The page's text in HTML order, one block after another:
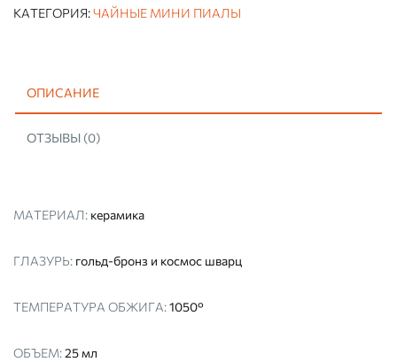
РАБОТЫ
"СОЛЯРИС"
КАТЕГОРИЯ:ЧАЙНЫЕ МИНИ ПИАЛЫ
ОПИСАНИЕ
ОТЗЫВЫ (0)
МАТЕРИАЛ: керамика
ГЛАЗУРЬ: гольд-бронз и космос шварц
ТЕМПЕРАТУРА ОБЖИГА:1050°
ОБЪЕМ:25 мл